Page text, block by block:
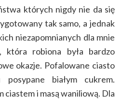
których nigdy nie da się
tak samo, a jednak
niezapomnianych dla mnie
która robiona była bardzo
okazje. Pofalowane ciasto
posypane białym cukrem.
ciastem i masą waniliową. Dla